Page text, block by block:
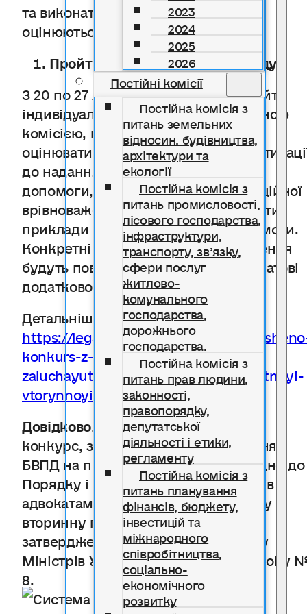
2023
2024
2025
2026
Постійні комісії
Постійна комісія з
питань земельних
відносин. будівництва,
архітектури та
екології
Постійна комісія з
питань промисловості,
лісового господарства,
інфраструктури,
транспорту, зв’язку,
сфери послуг
житлово-
комунального
господарства,
дорожнього
господарства.
Постійна комісія з
питань прав людини,
законності,
правопорядку,
депутатської
діяльності і етики,
регламенту
Постійна комісія з
питань планування
фінансів, бюджету,
інвестицій та
міжнародного
співробітництва,
соціально-
економічного
розвитку
та виконати тестові завдання, що
оцінюються автоматично.
Пройти індивідуальну співбесіду
З 20 по 27 листопада 2025 року пройти
індивідуальні співбесіди з конкурсною
комісією, під час якої адвокати
оцінюватимуться за критеріями
до надання безоплатної правничої
допомоги, комунікабельності, емоційної
врівноваженості, вміння представити
приклади надання правничої допомоги.
Конкретні дата, час і місце проведення
будуть повідомлені кожному адвокатові
додатково.
Детальніше про умови:
https://legalaid.gov.ua/novyny/
konkurs-z-vidboru-advokativ-yaki-
zaluchayutsya-do-nadannya-bezoplatnoyi-
vtorynnoyi-pravnychoyi-dopomogy/
Довідково. Адвокати, які пройдуть
конкурс, залучатимуться до надання
БВПД на підставі договору, відповідно до
Порядку і умов укладення договорів з
адвокатами, які надають безоплатну
вторинну правничу допомогу,
затверджених постановою Кабінету
Міністрів України від 11 січня 2012 року
8.